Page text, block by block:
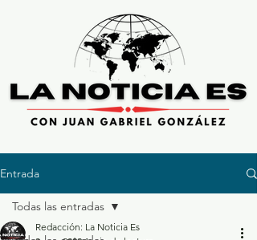
Entrada
Todas las entradas
Redacción: La Noticia Es